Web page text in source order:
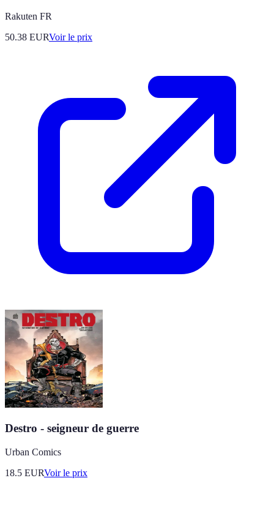
Rakuten FR
50.38 EURVoir le prix
Destro - seigneur de guerre
Urban Comics
18.5 EURVoir le prix